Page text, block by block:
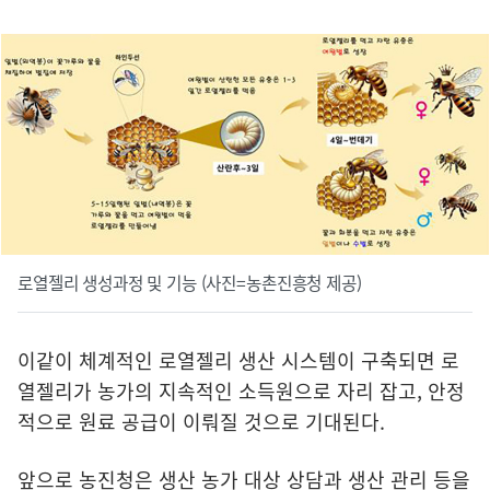
로열젤리 생성과정 및 기능 (사진=농촌진흥청 제공)
이같이 체계적인 로열젤리 생산 시스템이 구축되면 로
열젤리가 농가의 지속적인 소득원으로 자리 잡고, 안정
적으로 원료 공급이 이뤄질 것으로 기대된다.
앞으로 농진청은 생산 농가 대상 상담과 생산 관리 등을